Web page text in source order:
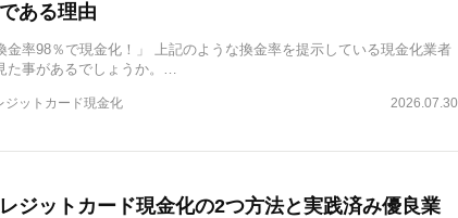
ある理由
金率98％で現金化！」 上記のような換金率を提示している現金化業者
た事があるでしょうか。…
2026.07.30
ジットカード現金化
ジットカード現金化の2つ方法と実践済み優良業